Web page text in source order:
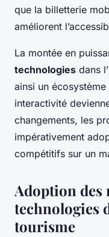
que la billetterie
améliorent
La montée en
technologies dans l’
ainsi un
interactivité
changements, les
impérativement
compétitifs sur un
Adoption des
technologies
tourisme